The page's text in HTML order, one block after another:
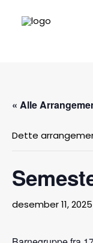
Om
« Alle
Dette
desember 11, 2025